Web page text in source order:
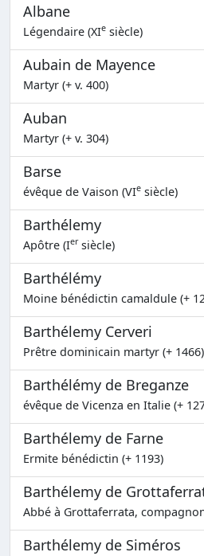
Albane
Légendaire (XIe siècle)
Aubain de Mayence
Martyr (+ v. 400)
Auban
Martyr (+ v. 304)
Barse
évêque de Vaison (VIe siècle)
Barthélemy
Apôtre (Iersiècle)
Barthélémy
Moine bénédictin camaldule (+
Barthélemy Cerveri
Prêtre dominicain martyr (+ 1466)
Barthélémy de Breganze
évêque de Vicenza en Italie (+
Barthélemy de Farne
Ermite bénédictin (+ 1193)
Barthélemy de
Abbé à Grottaferrata,
Barthélemy de Siméros